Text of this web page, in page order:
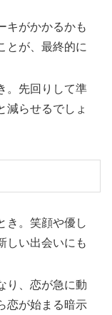
キがかかるかも
とが、最終的に
。先回りして準
減らせるでしょ
き。笑顔や優し
しい出会いにも
り、恋が急に動
恋が始まる暗示